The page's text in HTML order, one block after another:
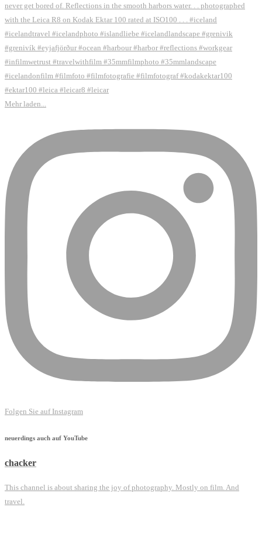
Mehr laden...
Folgen Sie auf Instagram
neuerdings auch auf YouTube
chacker
This channel is about sharing the joy of photography. Mostly on film. And
travel.